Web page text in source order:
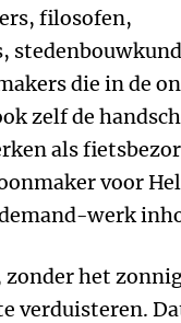
filosofen,
die in de on
zelf de
als
voor
werk
het
verduisteren.